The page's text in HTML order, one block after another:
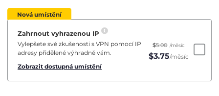
Nová umístění
Zahrnout vyhrazenou IP
Vylepšete své zkušenosti s VPN pomocí IP
adresy přidělené výhradně vám.
Zobrazit dostupná umístění
$5.00 /měsíc
$3.75/měsíc